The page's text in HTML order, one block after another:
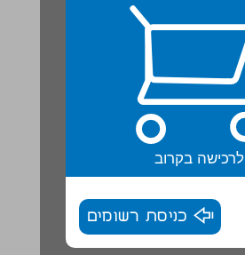
לרכישה בקרוב
כניסת רשומים